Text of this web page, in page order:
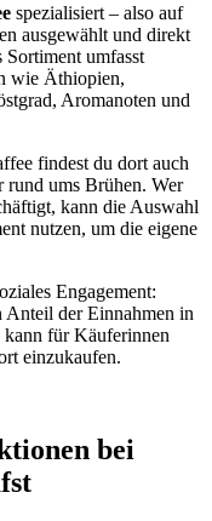
spezialisiert – also auf
ausgewählt und direkt
umfasst
wie Äthiopien,
Aromanoten und
findest du dort auch
rund ums Brühen. Wer
kann die Auswahl
nutzen, um die eigene
Engagement:
der Einnahmen in
für Käuferinnen
einzukaufen.
bei